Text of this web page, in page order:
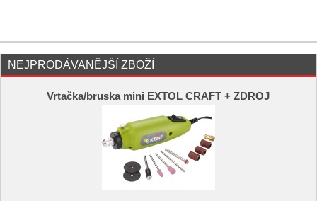
NEJPRODÁVANĚJŠÍ ZBOŽÍ
Vrtačka/bruska mini EXTOL CRAFT + ZDROJ